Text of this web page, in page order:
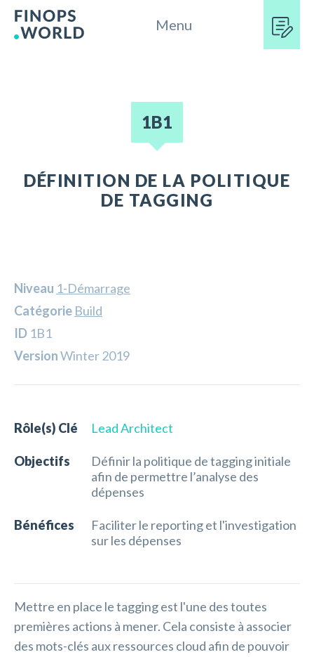
Menu
1B1
DÉFINITION DE LA POLITIQUE
DE TAGGING
Niveau 1-Démarrage
Catégorie Build
ID 1B1
VersionWinter 2019
Rôle(s) Clé Lead Architect
Objectifs
Définir la politique de tagging initiale
afin de permettre l’analyse des
dépenses
Bénéfices
Faciliter le reporting et l'investigation
sur les dépenses
Mettre en place le tagging est l'une des toutes
premières actions à mener. Cela consiste à associer
des mots-clés aux ressources cloud afin de pouvoir